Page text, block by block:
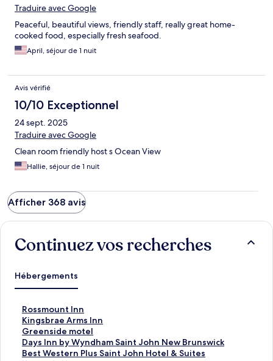
Traduire avec Google
Peaceful, beautiful views, friendly staff, really great home-
cooked food, especially fresh seafood.
April, séjour de 1 nuit
Avis vérifié
10/10 Exceptionnel
24 sept. 2025
Traduire avec Google
Clean room friendly host s Ocean View
Hallie, séjour de 1 nuit
Afficher 368 avis
Continuez vos recherches
Hébergements
Rossmount Inn
L
i
e
n
o
Kingsbrae Arms Inn
L
i
e
n
Greenside motel
L
i
e
Days Inn by Wyndham Saint John New Brunswick
L
iBest Western Plus Saint John Hotel & Suites
L